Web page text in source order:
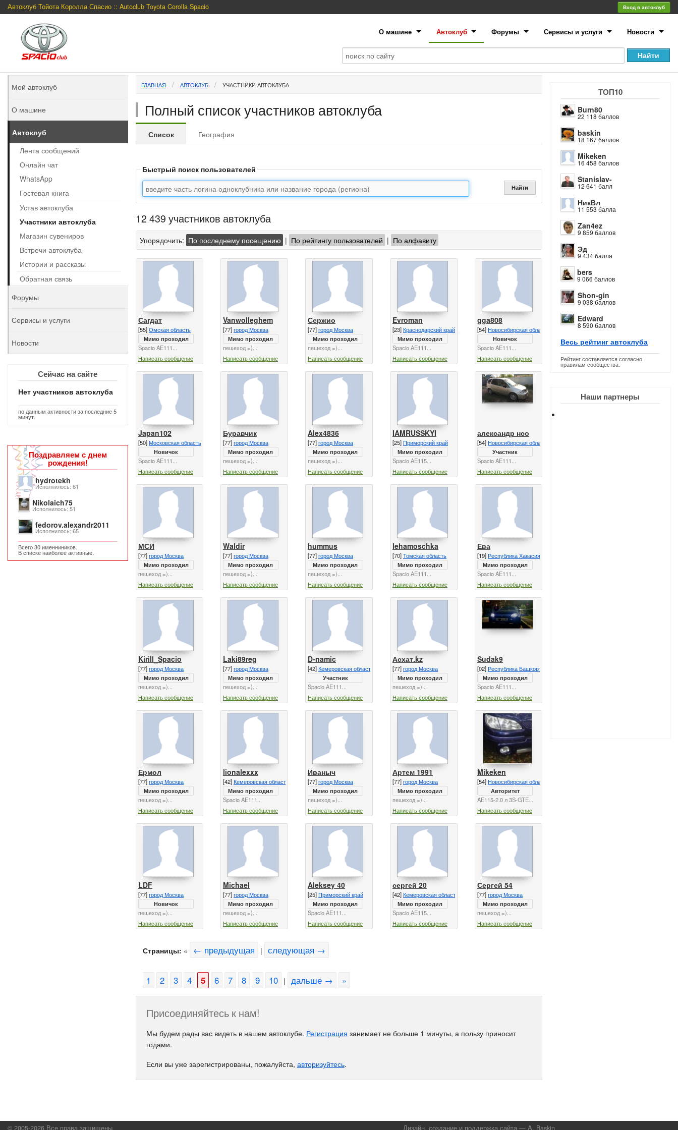
Автоклуб Тойота Королла Спасио :: Autoclub Toyota Corolla Spacio Вход в автоклуб
О машине Автоклуб Форумы Сервисы и услуги Новости
ТОП10
Burn80
22 118 баллов
baskin
18 167 баллов
Mikeken
16 458 баллов
Stanislav-
12 641 балл
НикВл
11 553 балла
Zan4ez
9 859 баллов
Эд
9 434 балла
bers
9 066 баллов
Shon-gin
9 038 баллов
Edward
8 590 баллов
Весь рейтинг автоклуба
Рейтинг составляется согласно
правилам сообщества.
Наши партнеры
ГЛАВНАЯ АВТОКЛУБ УЧАСТНИКИ АВТОКЛУБА
Полный список участников автоклуба
Список География
Быстрый поиск пользователей
Найти
12 439 участников автоклуба
Упорядочить: По последнему посещению | По рейтингу пользователей | По алфавиту
Сагдат
[55]Омская область
Мимо проходил
Spacio AE111...
Написать сообщение
Vanwolleghem
[77]город Москва
Мимо проходил
пешеход =)...
Написать сообщение
Сержио
[77]город Москва
Мимо проходил
пешеход =)...
Написать сообщение
Evroman
[23]Краснодарский край
Мимо проходил
Spacio AE111...
Написать сообщение
gga808
[54]Новосибирская область
Новичок
Spacio AE111...
Написать сообщение
Japan102
[50]Московская область
Новичок
Spacio AE111...
Написать сообщение
Буравчик
[77]город Москва
Мимо проходил
пешеход =)...
Написать сообщение
Alex4836
[77]город Москва
Мимо проходил
пешеход =)...
Написать сообщение
IAMRUSSKYI
[25]Приморский край
Мимо проходил
Spacio AE115...
Написать сообщение
александр нсо
[54]Новосибирская область
Участник
Spacio AE111...
Написать сообщение
МСИ
[77]город Москва
Мимо проходил
пешеход =)...
Написать сообщение
Waldir
[77]город Москва
Мимо проходил
пешеход =)...
Написать сообщение
hummus
[77]город Москва
Мимо проходил
пешеход =)...
Написать сообщение
lehamoschka
[70]Томская область
Мимо проходил
Spacio AE111...
Написать сообщение
Ева
[19]Республика Хакасия
Мимо проходил
Spacio AE111...
Написать сообщение
Kirill_Spacio
[77]город Москва
Мимо проходил
пешеход =)...
Написать сообщение
Laki89reg
[77]город Москва
Мимо проходил
пешеход =)...
Написать сообщение
D-namic
[42]Кемеровская область
Участник
Spacio AE111...
Написать сообщение
Асхат.kz
[77]город Москва
Мимо проходил
пешеход =)...
Написать сообщение
Sudak9
[02]Республика Башкортостан
Мимо проходил
Spacio AE111...
Написать сообщение
Ермол
[77]город Москва
Мимо проходил
пешеход =)...
Написать сообщение
lionalexxx
[42]Кемеровская область
Мимо проходил
Spacio AE111...
Написать сообщение
Иваныч
[77]город Москва
Мимо проходил
пешеход =)...
Написать сообщение
Артем 1991
[77]город Москва
Мимо проходил
пешеход =)...
Написать сообщение
Mikeken
[54]Новосибирская область
Авторитет
AE115-2.0 л 3S-GTE...
Написать сообщение
LDF
[77]город Москва
Новичок
пешеход =)...
Написать сообщение
Michael
[77]город Москва
Мимо проходил
пешеход =)...
Написать сообщение
Aleksey 40
[25]Приморский край
Мимо проходил
Spacio AE111...
Написать сообщение
сергей 20
[42]Кемеровская область
Мимо проходил
Spacio AE115...
Написать сообщение
Сергей 54
[77]город Москва
Мимо проходил
пешеход =)...
Написать сообщение
Страницы: « ← предыдущая | следующая →
1 2 3 4 5 6 7 8 9 10 | дальше → »
Присоединяйтесь к нам!
Мы будем рады вас видеть в нашем автоклубе. Регистрация занимает не больше 1 минуты, а пользу приносит
годами.
Если вы уже зарегистрированы, пожалуйста, авторизуйтесь.
Мой автоклуб
О машине
Автоклуб
Лента сообщений
Онлайн чат
WhatsApp
Гостевая книга
Устав автоклуба
Участники автоклуба
Магазин сувениров
Встречи автоклуба
Истории и рассказы
Обратная связь
Форумы
Сервисы и услуги
Новости
Сейчас на сайте
Нет участников автоклуба
по данным активности за последние 5
минут.
Поздравляем с днем
рождения!
hydrotekh
Исполнилось: 61
Nikolaich75
Исполнилось: 51
fedorov.alexandr2011
Исполнилось: 65
Всего 30 именниников.
В списке наиболее активные.
© 2005-2026 Все права защищены Дизайн, создание и поддержка сайта — А. Baskin